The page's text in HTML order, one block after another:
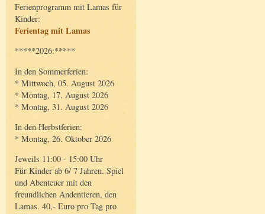
Ferienprogramm mit Lamas für
Kinder:
Ferientag mit Lamas
*****2026:*****
In den Sommerferien:
* Mittwoch, 05. August 2026
* Montag, 17. August 2026
* Montag, 31. August 2026
In den Herbstferien:
* Montag, 26. Oktober 2026
Jeweils 11:00 - 15:00 Uhr
Für Kinder ab 6/ 7 Jahren. Spiel
und Abenteuer mit den
freundlichen Andentieren, den
Lamas. 40,- Euro pro Tag pro